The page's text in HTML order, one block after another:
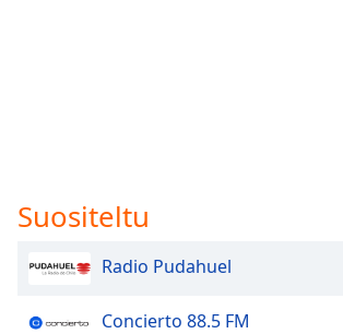
Suositeltu
Radio Pudahuel
Concierto 88.5 FM